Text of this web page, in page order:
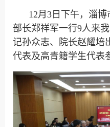
12月3日下午，淄
部长郑祥军一行9人来
记孙众志、院长赵耀培
代表及高青籍学生代表